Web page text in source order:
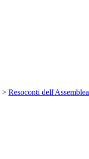
> Resoconti dell'Assemblea